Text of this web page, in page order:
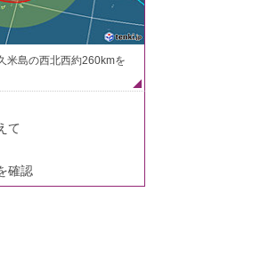
米島の西北西約260kmを
て
確認